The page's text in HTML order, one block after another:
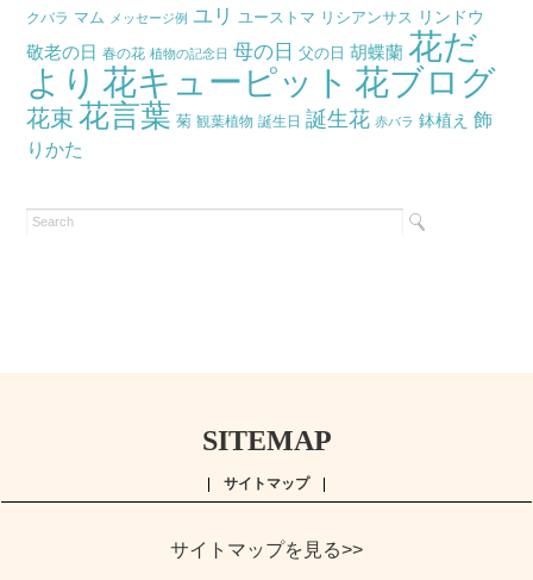
クバラ マム メッセージ例 ユリ ユーストマ リシアンサス リンドウ
敬老の日 春の花 植物の記念日 母の日 父の日 胡蝶蘭 花だ
より 花キューピット 花ブログ
花束 花言葉 菊 観葉植物 誕生日 誕生花 赤バラ 鉢植え 飾
りかた
SITEMAP
サイトマップ
サイトマップを見る>>